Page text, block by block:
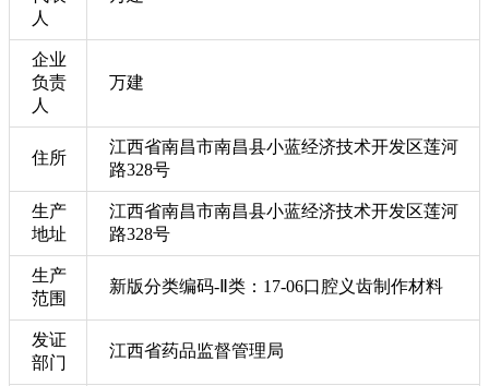
人
企业
负责
人
万建
住所
江西省南昌市南昌县小蓝经济技术开发区莲河
路328号
生产
地址
江西省南昌市南昌县小蓝经济技术开发区莲河
路328号
生产
范围
新版分类编码-Ⅱ类：17-06口腔义齿制作材料
发证
部门
江西省药品监督管理局